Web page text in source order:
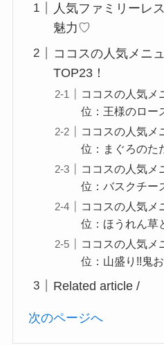
人気ファミリーレ
魅力♡
ココスの人気メニ
TOP23！
ココスの人気メ
位：王様のロー
ココスの人気メ
位：まぐろのた
ココスの人気メ
位：バスクチー
ココスの人気メ
位：ほうれん草
ココスの人気メ
位：山盛り!!鬼
Related article /
次のページへ